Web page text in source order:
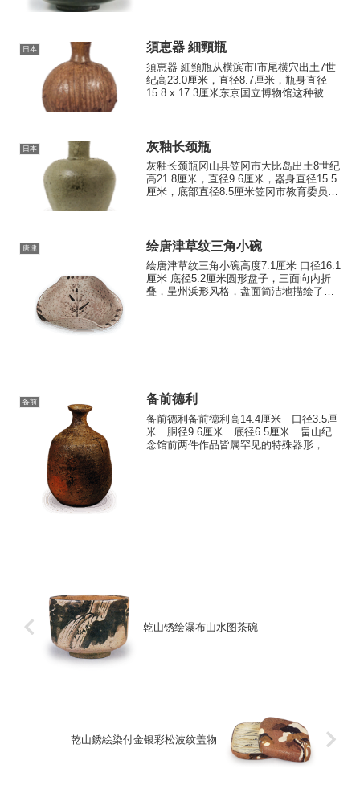
域明显...
日本 須恵器 細頸瓶
須恵器 細頸瓶从横滨市I市尾横穴出土7世
纪高23.0厘米，直径8.7厘米，瓶身直径
15.8 x 17.3厘米东京国立博物馆这种被称
日本 灰釉长颈瓶
灰釉长颈瓶冈山县笠冈市大比岛出土8世纪
高21.8厘米，直径9.6厘米，器身直径15.5
厘米，底部直径8.5厘米笠冈市教育委员会
身覆盖...
唐津 绘唐津草纹三角小碗
绘唐津草纹三角小碗高度7.1厘米 口径16.1
厘米 底径5.2厘米圆形盘子，三面向内折
叠，呈州浜形风格，盘面简洁地描绘了一
备前 备前德利
备前德利备前德利高14.4厘米 口径3.5厘
米 胴径9.6厘米 底径6.5厘米 畠山纪
念馆前两件作品皆属罕见的特殊器形，而
乾山锈绘瀑布山水图茶碗
乾山銹絵染付金银彩松波纹盖物